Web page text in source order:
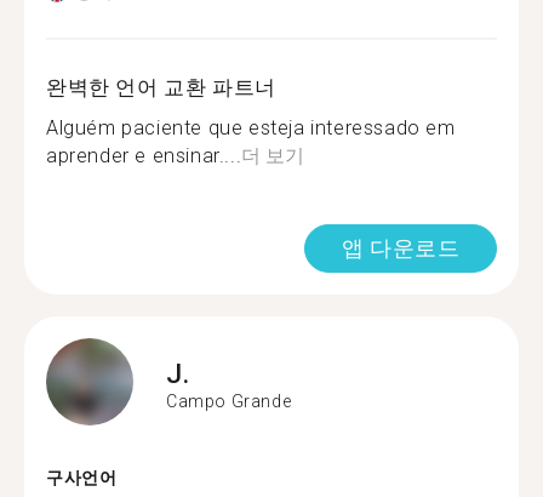
완벽한 언어 교환 파트너
Alguém paciente que esteja interessado em
aprender e ensinar....더 보기
앱 다운로드
J.
Campo Grande
구사언어